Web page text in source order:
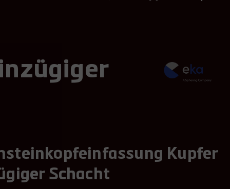
Kupfer
Schacht